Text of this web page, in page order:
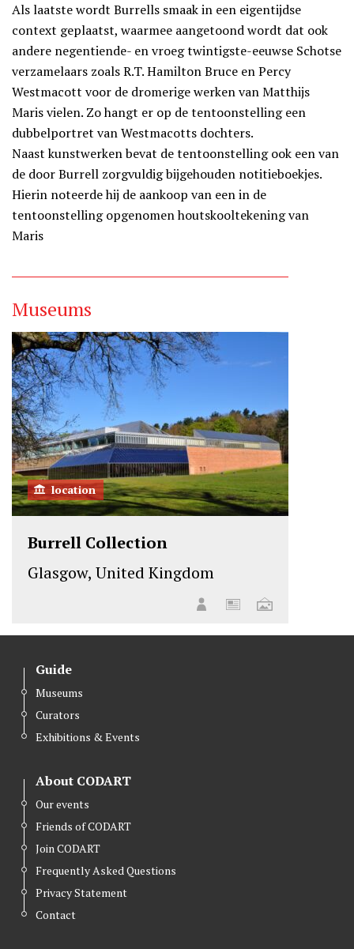
Als laatste wordt Burrells smaak in een eigentijdse
context geplaatst, waarmee aangetoond wordt dat ook
andere negentiende- en vroeg twintigste-eeuwse Schotse
verzamelaars zoals R.T. Hamilton Bruce en Percy
Westmacott voor de dromerige werken van Matthijs
Maris vielen. Zo hangt er op de tentoonstelling een
dubbelportret van Westmacotts dochters.
Naast kunstwerken bevat de tentoonstelling ook een van
de door Burrell zorgvuldig bijgehouden notitieboekjes.
Hierin noteerde hij de aankoop van een in de
tentoonstelling opgenomen houtskooltekening van
Maris
Museums
location
Burrell Collection
Glasgow, United Kingdom
Guide
Museums
Curators
Exhibitions & Events
About CODART
Our events
Friends of CODART
Join CODART
Frequently Asked Questions
Privacy Statement
Contact